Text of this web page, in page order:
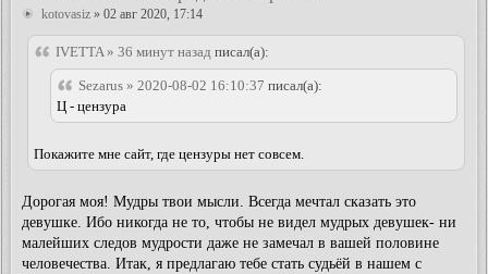
kotovasiz » 02 авг 2020, 17:14
IVETTA » 36 минут назад писал(а):
Sezarus » 2020-08-02 16:10:37 писал(а):
Ц - цензура
Покажите мне сайт, где цензуры нет совсем.
Дорогая моя! Мудры твои мысли. Всегда мечтал сказать это
девушке. Ибо никогда не то, чтобы не видел мудрых девушек- ни
малейших следов мудрости даже не замечал в вашей половине
человечества. Итак, я предлагаю тебе стать судьёй в нашем с